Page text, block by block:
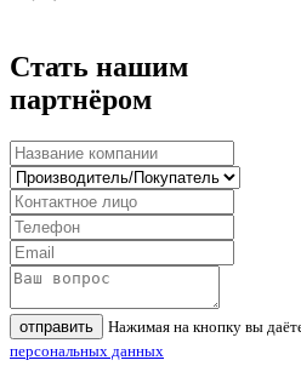
Стать нашим
партнёром
отправить Нажимая на кнопку вы
персональных данных